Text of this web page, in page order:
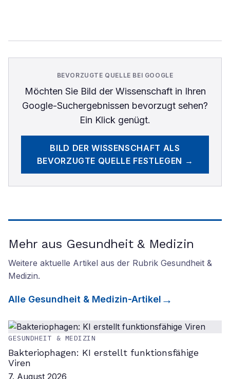
BEVORZUGTE QUELLE BEI GOOGLE
Möchten Sie Bild der Wissenschaftin Ihren
Google-Suchergebnissen bevorzugt sehen?
Ein Klick genügt.
BILD DER WISSENSCHAFT ALS
BEVORZUGTE QUELLE FESTLEGEN →
Mehr aus Gesundheit & Medizin
Weitere aktuelle Artikel aus der Rubrik Gesundheit &
Medizin.
Alle Gesundheit & Medizin-Artikel
GESUNDHEIT & MEDIZIN
Bakteriophagen: KI erstellt funktionsfähige
Viren
7. August 2026